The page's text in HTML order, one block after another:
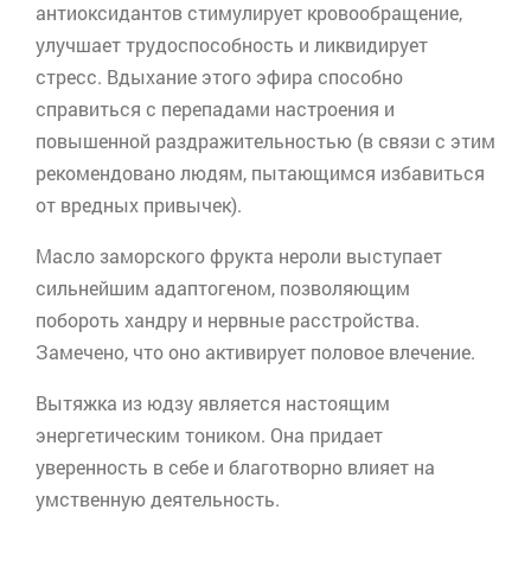
антиоксидантов стимулирует кровообращение,
улучшает трудоспособность и ликвидирует
стресс. Вдыхание этого эфира способно
справиться с перепадами настроения и
повышенной раздражительностью (в связи с этим
рекомендовано людям, пытающимся избавиться
от вредных привычек).
Масло заморского фрукта нероли выступает
сильнейшим адаптогеном, позволяющим
побороть хандру и нервные расстройства.
Замечено, что оно активирует половое влечение.
Вытяжка из юдзу является настоящим
энергетическим тоником. Она придает
уверенность в себе и благотворно влияет на
умственную деятельность.